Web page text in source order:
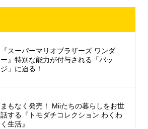
『スーパーマリオブラザーズ ワンダ
ー』特別な能力が付与される「バッ
ジ」に迫る！
まもなく発売！ Miiたちの暮らしをお世
話する『トモダチコレクション わくわ
く生活』